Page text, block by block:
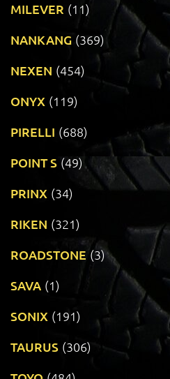
MILEVER (11)
NANKANG (369)
NEXEN (454)
ONYX (119)
PIRELLI (688)
POINT S (49)
PRINX (34)
RIKEN (321)
ROADSTONE (3)
SAVA (1)
SONIX (191)
TAURUS (306)